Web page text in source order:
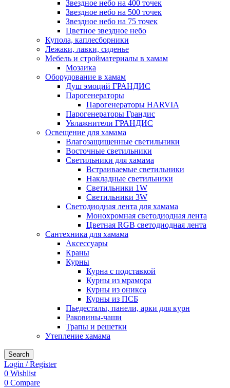
Звездное небо на 400 точек
Звездное небо на 500 точек
Звездное небо на 75 точек
Цветное звездное небо
Купола, каплесборники
Лежаки, лавки, сиденье
Мебель и стройматериалы в хамам
Мозаика
Оборудование в хамам
Душ эмоций ГРАНДИС
Парогенераторы
Парогенераторы HARVIA
Парогенераторы Грандис
Увлажнители ГРАНДИС
Освещение для хамама
Влагозащищенные светильники
Восточные светильники
Светильники для хамама
Встраиваемые светильники
Накладные светильники
Светильники 1W
Светильники 3W
Светодиодная лента для хамама
Монохромная светодиодная лента
Цветная RGB светодиодная лента
Сантехника для хамама
Аксессуары
Краны
Курны
Курна с подставкой
Курны из мрамора
Курны из оникса
Курны из ПСБ
Пьедесталы, панели, арки для курн
Раковины-чаши
Трапы и решетки
Утепление хамама
Search
Login / Register
0 Wishlist
0 Compare